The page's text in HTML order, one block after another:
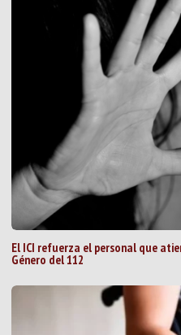
El ICI refuerza el personal que
Género del 112